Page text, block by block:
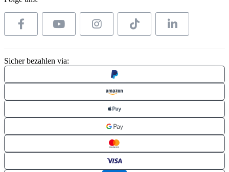
Sicher bezahlen via: